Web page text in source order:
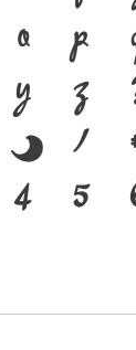
o p
y z
} /
4 5